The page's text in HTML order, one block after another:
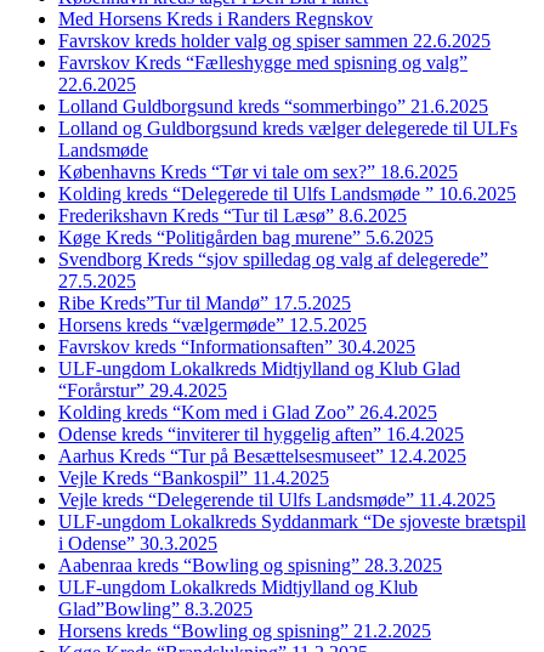
Med Horsens Kreds i Randers Regnskov
Favrskov kreds holder valg og spiser sammen 22.6.2025
Favrskov Kreds “Fælleshygge med spisning og valg”
22.6.2025
Lolland Guldborgsund kreds “sommerbingo” 21.6.2025
Lolland og Guldborgsund kreds vælger delegerede til ULFs
Landsmøde
Københavns Kreds “Tør vi tale om sex?” 18.6.2025
Kolding kreds “Delegerede til Ulfs Landsmøde ” 10.6.2025
Frederikshavn Kreds “Tur til Læsø” 8.6.2025
Køge Kreds “Politigården bag murene” 5.6.2025
Svendborg Kreds “sjov spilledag og valg af delegerede”
27.5.2025
Ribe Kreds”Tur til Mandø” 17.5.2025
Horsens kreds “vælgermøde” 12.5.2025
Favrskov kreds “Informationsaften” 30.4.2025
ULF-ungdom Lokalkreds Midtjylland og Klub Glad
“Forårstur” 29.4.2025
Kolding kreds “Kom med i Glad Zoo” 26.4.2025
Odense kreds “inviterer til hyggelig aften” 16.4.2025
Aarhus Kreds “Tur på Besættelsesmuseet” 12.4.2025
Vejle Kreds “Bankospil” 11.4.2025
Vejle kreds “Delegerende til Ulfs Landsmøde” 11.4.2025
ULF-ungdom Lokalkreds Syddanmark “De sjoveste brætspil
i Odense” 30.3.2025
Aabenraa kreds “Bowling og spisning” 28.3.2025
ULF-ungdom Lokalkreds Midtjylland og Klub
Glad”Bowling” 8.3.2025
Horsens kreds “Bowling og spisning” 21.2.2025